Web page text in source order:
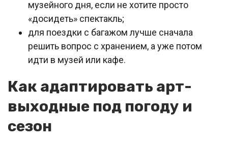
музейного дня, если не хотите просто
«досидеть» спектакль;
для поездки с багажом лучше сначала
решить вопрос с хранением, а уже потом
идти в музей или кафе.
Как адаптировать арт-
выходные под погоду и
сезон